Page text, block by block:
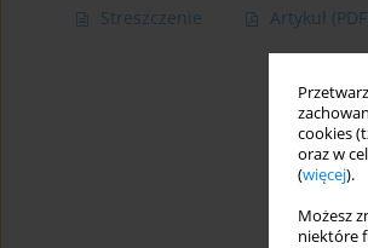
cookies
oraz w
(więcej).
Możesz
niektóre
Streszczenie Artykuł